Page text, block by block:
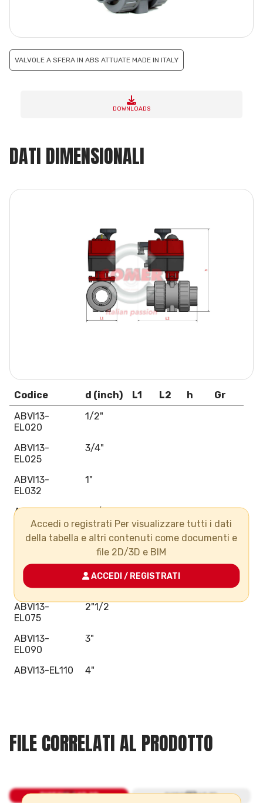
VALVOLE A SFERA IN ABS ATTUATE MADE IN ITALY
DOWNLOADS
DATI DIMENSIONALI
Codice d (inch) L1 L2 h
Gr
ABVI13-
EL020
1/2"
ABVI13-
EL025
3/4"
ABVI13-
EL032
1"
ABVI13-
EL040
1"1/4
ABVI13-
1"1/2
ABVI13-
EL063
2"
ABVI13-
EL075
2"1/2
ABVI13-
EL090
3"
ABVI13-EL110 4"
Accedi o registrati Per visualizzare tutti i dati
della tabella e altri contenuti come documenti e
file 2D/3D e BIM
ACCEDI / REGISTRATI
FILE CORRELATI AL PRODOTTO